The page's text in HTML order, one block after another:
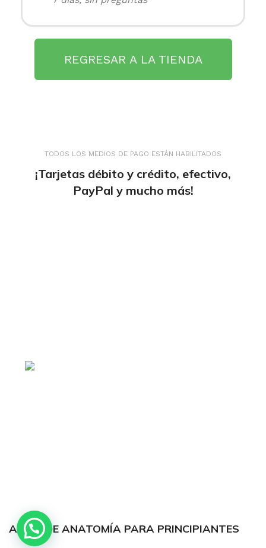
REGRESAR A LA TIENDA
TODOS LOS MEDIOS DE PAGO ESTÁN HABILITADOS
¡Tarjetas débito y crédito, efectivo,
PayPal y mucho más!
APRENDE ANATOMÍA PARA PRINCIPIANTES